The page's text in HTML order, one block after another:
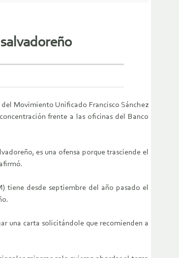
Movimiento Unificado Francisco Sánchez
frente a las oficinas del Banco
es una ofensa porque trasciende el
tiene desde septiembre del año pasado el
una carta solicitándole que recomienden a